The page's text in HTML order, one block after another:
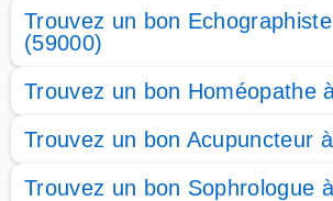
Trouvez un bon
(59000)
Trouvez un bon Homéopathe
Trouvez un bon Acupuncteur
Trouvez un bon Sophrologue